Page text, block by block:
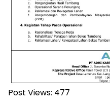
Post Views: 477